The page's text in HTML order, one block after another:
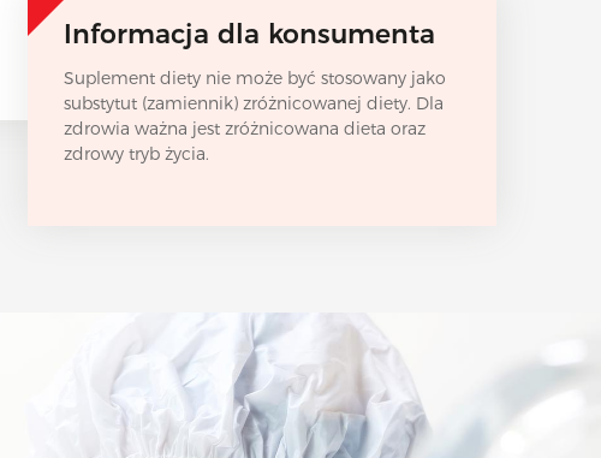
Informacja dla konsumenta
Suplement diety nie może być stosowany jako
substytut (zamiennik) zróżnicowanej diety. Dla
zdrowia ważna jest zróżnicowana dieta oraz
zdrowy tryb życia.